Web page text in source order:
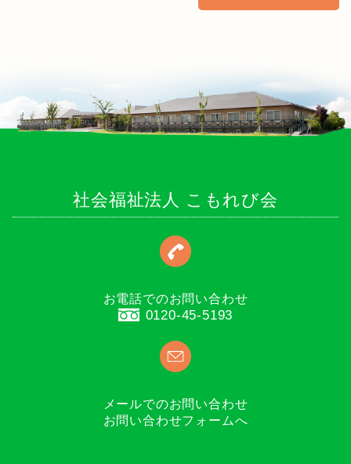
社会福祉法人 こもれび会
お電話でのお問い合わせ
0120-45-5193
メールでのお問い合わせ
お問い合わせフォームへ